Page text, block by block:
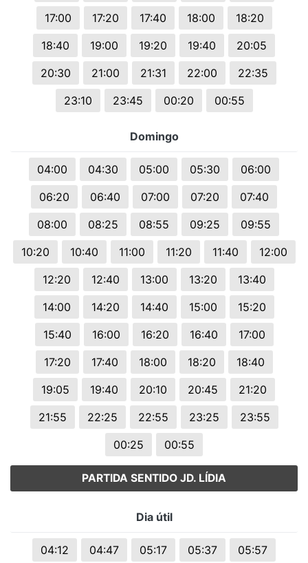
17:00
17:20 17:40 18:00
18:20
18:40
19:00 19:20 19:40
20:05
20:30
21:00 21:31 22:00
22:35
23:10
23:45 00:20 00:55
Domingo
04:00 04:30 05:00 05:30
06:00
06:20
06:40 07:00 07:20
07:40
08:00
08:25 08:55 09:25
09:55
10:20
10:40 11:00 11:20 11:40
12:00
12:20
12:40 13:00 13:20
13:40
14:00
14:20 14:40 15:00
15:20
15:40
16:00 16:20 16:40
17:00
17:20
17:40 18:00 18:20
18:40
19:05
19:40 20:10 20:45
21:20
21:55
22:25 22:55 23:25
23:55
00:25
00:55
PARTIDA SENTIDO JD. LÍDIA
Dia útil
04:12 04:47 05:17 05:37 05:57